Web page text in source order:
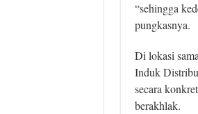
“sehingga
pungkasnya.
Di lokasi
Induk
secara
berakhlak.